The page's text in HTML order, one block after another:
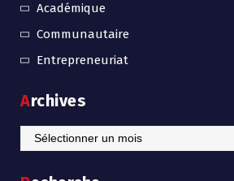
Académique
Communautaire
Entrepreneuriat
Archives
Archives